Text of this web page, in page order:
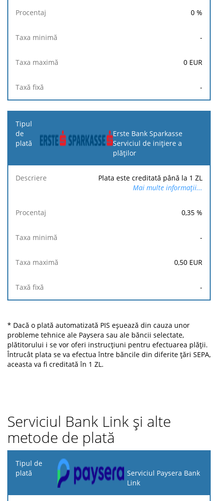
0 %
-
0 EUR
-
Erste Bank Sparkasse
Serviciul de inițiere a
plăților
Plata este creditată până la 1 ZL
Mai multe informații...
0,35 %
-
0,50 EUR
-
* Dacă o plată automatizată PIS eșuează din cauza unor
probleme tehnice ale Paysera sau ale băncii selectate,
plătitorului i se vor oferi instrucțiuni pentru efectuarea plății.
Întrucât plata se va efectua între băncile din diferite țări SEPA,
aceasta va fi creditată în 1 ZL.
Serviciul Bank Link și alte
metode de plată
Tipul
de
Serviciul Paysera Bank
Link